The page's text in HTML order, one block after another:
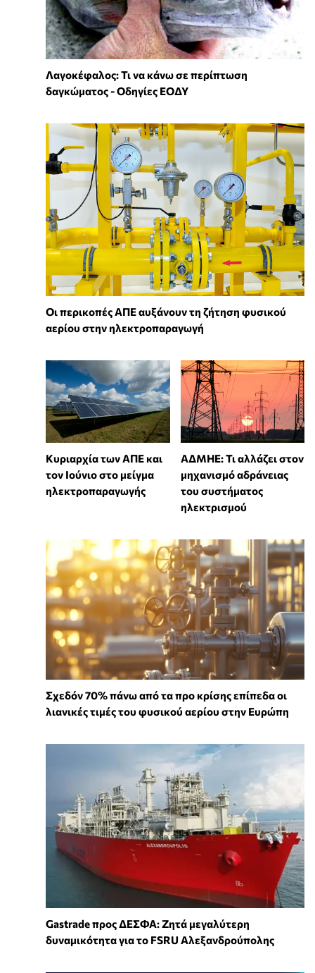
Λαγοκέφαλος: Τι να κάνω σε περίπτωση
δαγκώματος - Οδηγίες ΕΟΔΥ
Οι περικοπές ΑΠΕ αυξάνουν τη ζήτηση φυσικού
αερίου στην ηλεκτροπαραγωγή
Κυριαρχία των ΑΠΕ και
τον Ιούνιο στο μείγμα
ηλεκτροπαραγωγής
ΑΔΜΗΕ: Τι αλλάζει στον
μηχανισμό αδράνειας
του συστήματος
ηλεκτρισμού
Σχεδόν 70% πάνω από τα προ κρίσης επίπεδα οι
λιανικές τιμές του φυσικού αερίου στην Ευρώπη
Gastrade προς ΔΕΣΦΑ: Ζητά μεγαλύτερη
δυναμικότητα για το FSRU Αλεξανδρούπολης